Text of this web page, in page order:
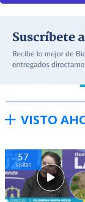
VISTO
57
visitas